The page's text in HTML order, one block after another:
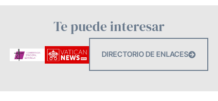
Te puede interesar
DIRECTORIO DE ENLACES